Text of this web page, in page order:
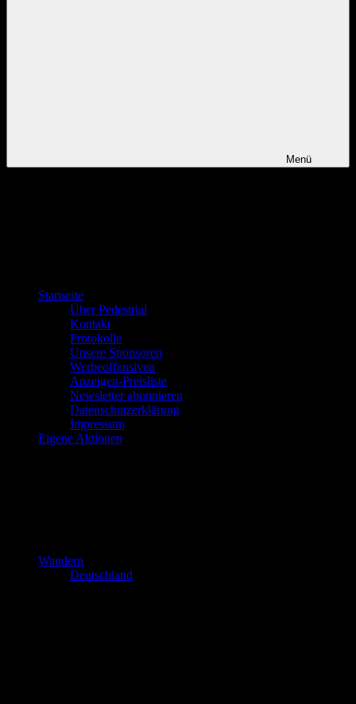
Menü
Startseite
Über Pedestrial
Kontakt
Protokolle
Unsere Sponsoren
Werbeoffensiven
Anzeigen-Preisliste
Newsletter abonnieren
Datenschutzerklärung
Impressum
Eigene Aktionen
Wandern
Deutschland